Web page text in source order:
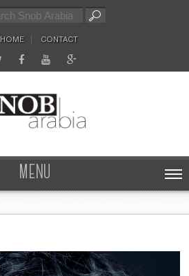
HOME CONTACT
MENU